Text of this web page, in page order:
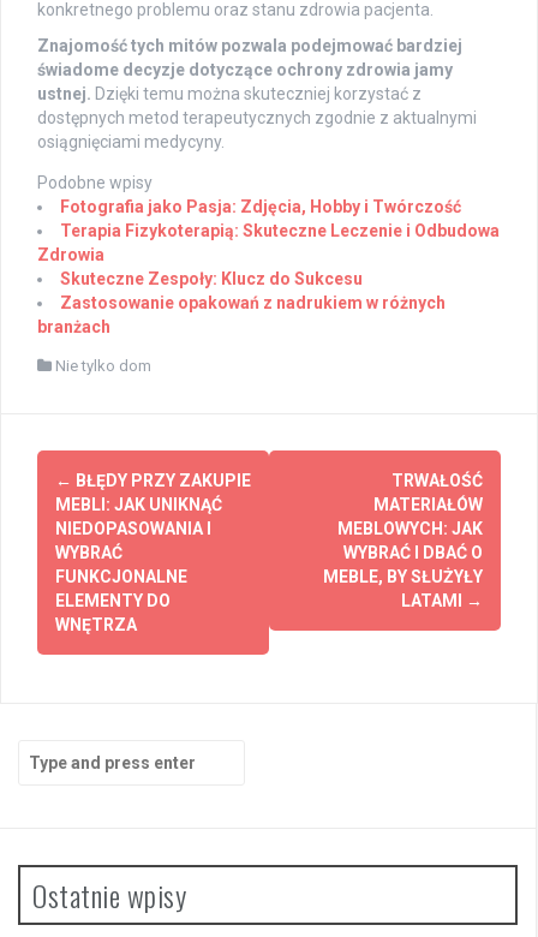
konkretnego problemu oraz stanu zdrowia pacjenta.
Znajomość tych mitów pozwala podejmować bardziej
świadome decyzje dotyczące ochrony zdrowia jamy
ustnej. Dzięki temu można skuteczniej korzystać z
dostępnych metod terapeutycznych zgodnie z aktualnymi
osiągnięciami medycyny.
Podobne wpisy
Fotografia jako Pasja: Zdjęcia, Hobby i Twórczość
Terapia Fizykoterapią: Skuteczne Leczenie i Odbudowa
Zdrowia
Skuteczne Zespoły: Klucz do Sukcesu
Zastosowanie opakowań z nadrukiem w różnych
branżach
Nie tylko dom
Post
navigation
← BŁĘDY PRZY ZAKUPIE
MEBLI: JAK UNIKNĄĆ
NIEDOPASOWANIA I
WYBRAĆ
FUNKCJONALNE
ELEMENTY DO
WNĘTRZA
TRWAŁOŚĆ
MATERIAŁÓW
MEBLOWYCH: JAK
WYBRAĆ I DBAĆ O
MEBLE, BY SŁUŻYŁY
LATAMI
→
for:
Ostatnie wpisy